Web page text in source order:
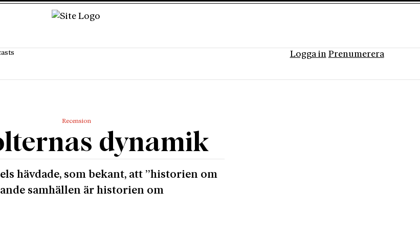
Logga in Prenumerera
Recension
dynamik
hävdade, som bekant, att ”historien om
samhällen är historien om